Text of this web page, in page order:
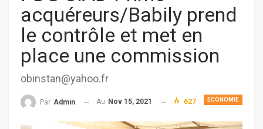
acquéreurs/Babily prend
le contrôle et met en
place une commission
obinstan@yahoo.fr
ECONOMIE
Par Admin Au Nov 15, 2021 627